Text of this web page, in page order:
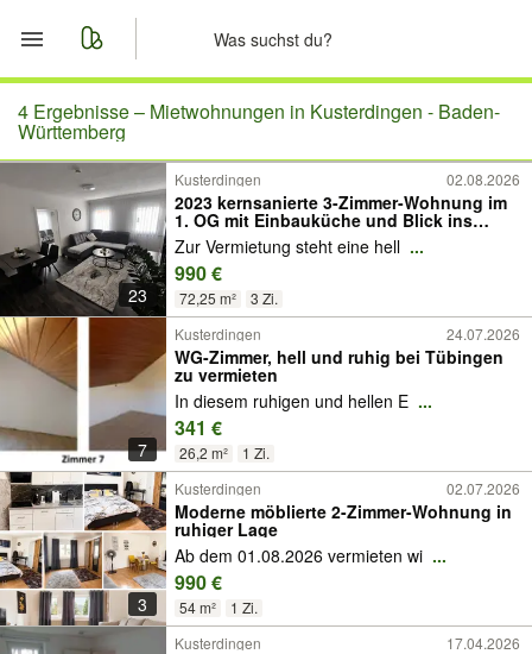
Start
Merkliste
Nachrichten
Anzeige aufgeben
4 Ergebnisse – Mietwohnungen in Kusterdingen - Baden-
Württemberg
23
Kusterdingen 02.08.2026
2023 kernsanierte 3-Zimmer-Wohnung im
1. OG mit Einbauküche und Blick ins
Grüne
Zur Vermietung steht eine hell ...
990 €
72,25 m² 3 Zi.
7
Kusterdingen 24.07.2026
WG-Zimmer, hell und ruhig bei Tübingen
zu vermieten
In diesem ruhigen und hellen E ...
341 €
26,2 m² 1 Zi.
3
Kusterdingen 02.07.2026
Moderne möblierte 2-Zimmer-Wohnung in
ruhiger Lage
Ab dem 01.08.2026 vermieten wi ...
990 €
54 m² 1 Zi.
Kusterdingen 17.04.2026